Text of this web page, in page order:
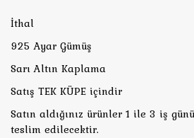
İthal
925 Ayar Gümüş
Sarı Altın Kaplama
Satış TEK KÜPE içindir
Satın aldığınız ürünler 1 ile 3 iş
teslim edilecektir.